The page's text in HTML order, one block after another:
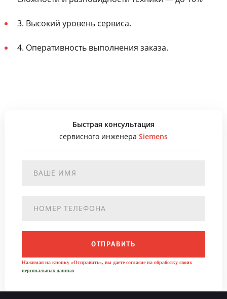
3. Высокий уровень сервиса.
4. Оперативность выполнения заказа.
Быстрая консультация
сервисного инженера Siemens
ОТПРАВИТЬ
Нажимая на кнопку «Отправить», вы даете согласие на обработку своих
персональных данных